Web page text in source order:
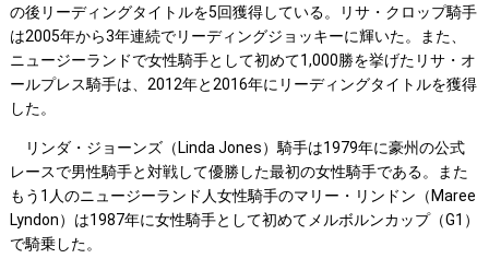
の後リーディングタイトルを5回獲得している。リサ・クロップ騎手
は2005年から3年連続でリーディングジョッキーに輝いた。また、
ニュージーランドで女性騎手として初めて1,000勝を挙げたリサ・オ
ールプレス騎手は、2012年と2016年にリーディングタイトルを獲得
した。
リンダ・ジョーンズ（Linda Jones）騎手は1979年に豪州の公式
レースで男性騎手と対戦して優勝した最初の女性騎手である。また
もう1人のニュージーランド人女性騎手のマリー・リンドン（Maree
Lyndon）は1987年に女性騎手として初めてメルボルンカップ（G1）
で騎乗した。